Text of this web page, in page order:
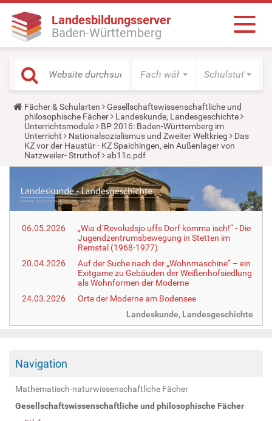
Landesbildungsserver
Baden-Württemberg
Fach wählen Schulstufe
Y
o
u
a
r
e
h
e
:
Fächer & Schularten
Gesellschaftswissenschaftliche und
philosophische Fächer
Landeskunde, Landesgeschichte
Unterrichtsmodule
BP 2016: Baden-Württemberg im
Unterricht
Nationalsozialismus und Zweiter Weltkrieg
Das
KZ vor der Haustür - KZ Spaichingen, ein Außenlager von
Natzweiler- Struthof
ab11c.pdf
06.05.2026
„Wia d´Revoludsjo uffs Dorf komma isch!“ - Die
Jugendzentrumsbewegung in Stetten im
Remstal (1968-1977)
20.04.2026
Auf der Suche nach der „Wohnmaschine“ – ein
Exitgame zu Gebäuden der Weißenhofsiedlung
als Wohnformen der Moderne
24.03.2026
Orte der Moderne am Bodensee
Landeskunde, Landesgeschichte
Navigation
Mathematisch-naturwissenschaftliche Fächer
Gesellschaftswissenschaftliche und philosophische Fächer